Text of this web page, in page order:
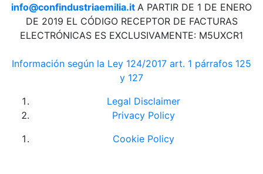
info@confindustriaemilia.it A PARTIR DE 1 DE ENERO
DE 2019 EL CÓDIGO RECEPTOR DE FACTURAS
ELECTRÓNICAS ES EXCLUSIVAMENTE: M5UXCR1
Información según la Ley 124/2017 art. 1 párrafos 125
y 127
Legal Disclaimer
Privacy Policy
Cookie Policy